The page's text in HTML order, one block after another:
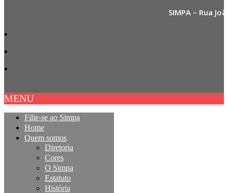
SIMPA – Rua
MENU
Filie-se ao Simpa
Home
Quem somos
Diretoria
Cores
O Simpa
Estatuto
História